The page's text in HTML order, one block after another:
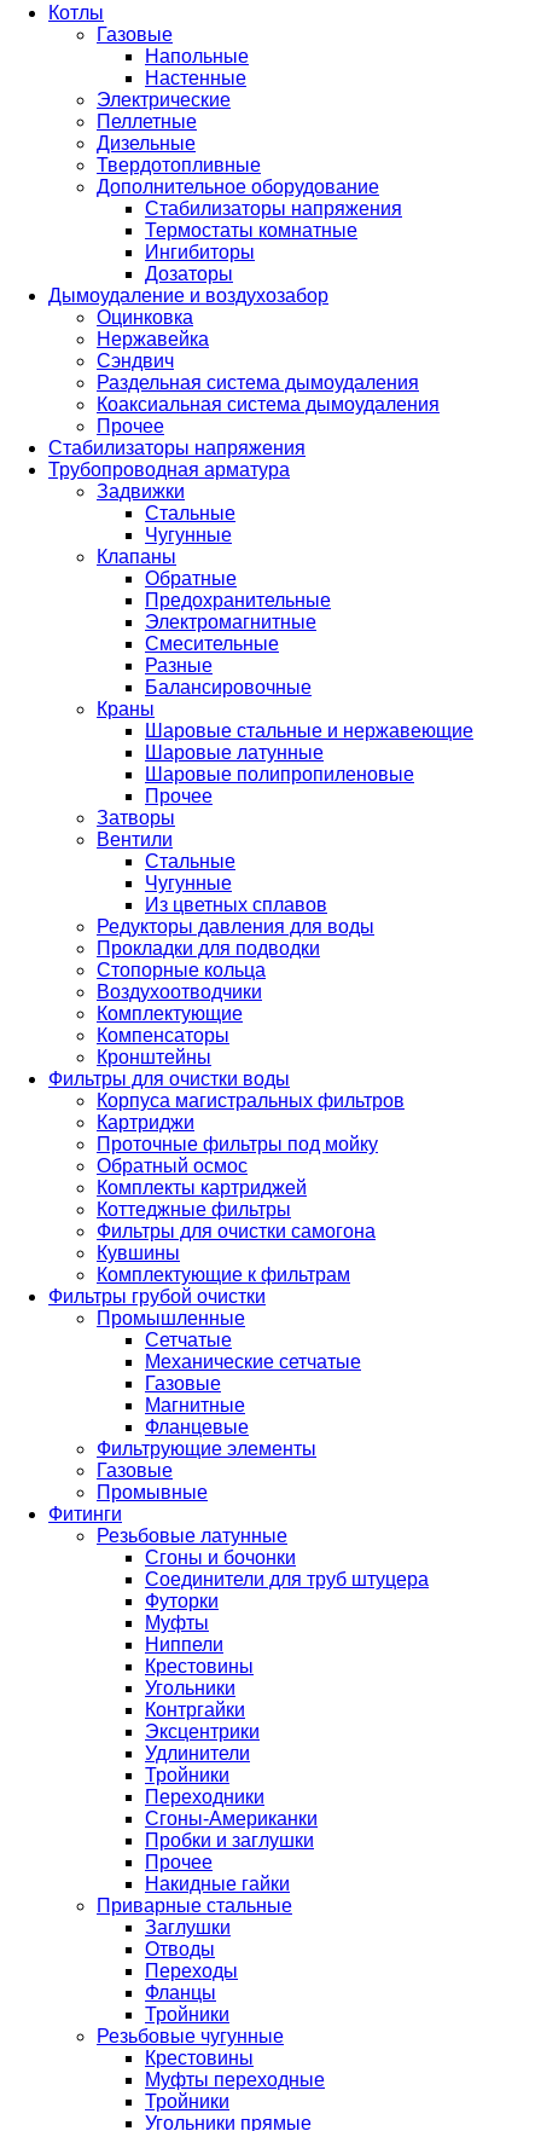
Котлы
Газовые
Напольные
Настенные
Электрические
Пеллетные
Дизельные
Твердотопливные
Дополнительное оборудование
Стабилизаторы напряжения
Термостаты комнатные
Ингибиторы
Дозаторы
Дымоудаление и воздухозабор
Оцинковка
Нержавейка
Сэндвич
Раздельная система дымоудаления
Коаксиальная система дымоудаления
Прочее
Стабилизаторы напряжения
Трубопроводная арматура
Задвижки
Стальные
Чугунные
Клапаны
Обратные
Предохранительные
Электромагнитные
Смесительные
Разные
Балансировочные
Краны
Шаровые стальные и нержавеющие
Шаровые латунные
Шаровые полипропиленовые
Прочее
Затворы
Вентили
Стальные
Чугунные
Из цветных сплавов
Редукторы давления для воды
Прокладки для подводки
Стопорные кольца
Воздухоотводчики
Комплектующие
Компенсаторы
Кронштейны
Фильтры для очистки воды
Корпуса магистральных фильтров
Картриджи
Проточные фильтры под мойку
Обратный осмос
Комплекты картриджей
Коттеджные фильтры
Фильтры для очистки самогона
Кувшины
Комплектующие к фильтрам
Фильтры грубой очистки
Промышленные
Сетчатые
Механические сетчатые
Газовые
Магнитные
Фланцевые
Фильтрующие элементы
Газовые
Промывные
Фитинги
Резьбовые латунные
Сгоны и бочонки
Соединители для труб штуцера
Футорки
Муфты
Ниппели
Крестовины
Угольники
Контргайки
Эксцентрики
Удлинители
Тройники
Переходники
Сгоны-Американки
Пробки и заглушки
Прочее
Накидные гайки
Приварные стальные
Заглушки
Отводы
Переходы
Фланцы
Тройники
Резьбовые чугунные
Крестовины
Муфты переходные
Тройники
Угольники прямые